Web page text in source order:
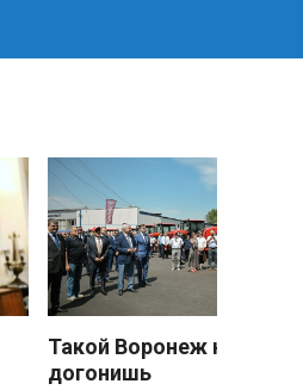
Такой Воронеж не
догонишь